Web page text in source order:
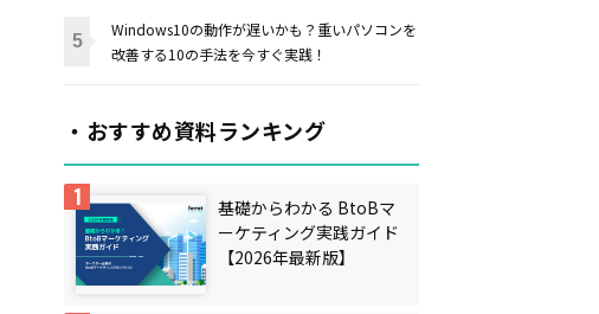
Windows10の動作が遅いかも？重いパソコンを
改善する10の手法を今すぐ実践！
・おすすめ資料ランキング
基礎からわかる BtoBマ
ーケティング実践ガイド
【2026年最新版】